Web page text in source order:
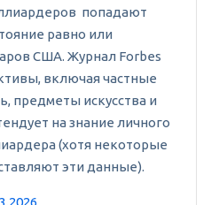
попадают
равно или
США. Журнал Forbes
включая частные
предметы искусства и
на знание личного
(хотя некоторые
эти данные).